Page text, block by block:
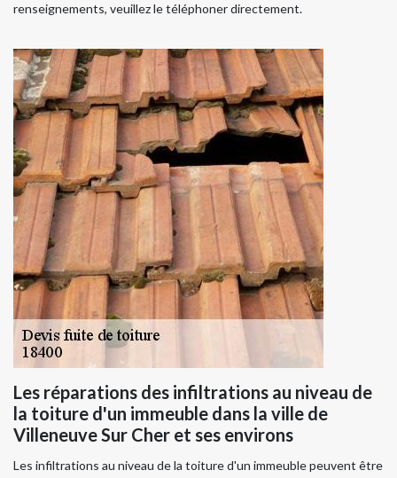
renseignements, veuillez le téléphoner directement.
Les réparations des infiltrations au niveau de
la toiture d'un immeuble dans la ville de
Villeneuve Sur Cher et ses environs
Les infiltrations au niveau de la toiture d'un immeuble peuvent être